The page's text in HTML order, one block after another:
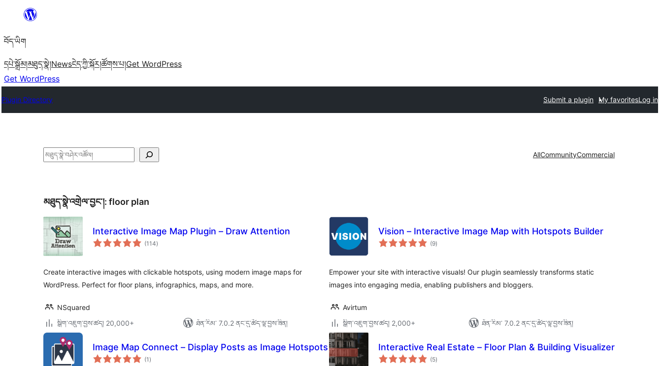
content
བོད་ཡིག
དཔེ་སྒྲོམ།མཐུད་སྣེ།Newsངེད་ཀྱི་སྐོར།ཚོགས་པ།Get WordPress
Get WordPress
Plugin Directory Submit a plugin My favoritesLog in
བཤེར་
AllCommunityCommercial
མཐུད་སྣེ་འགྲེལ་བྱང་།: floor plan
Interactive Image Map Plugin – Draw Attention
(114གདེང་
འཇོག་
)
Create interactive images with clickable hotspots, using modern image maps for
WordPress. Perfect for floor plans, infographics, maps, and more.
NSquared
སྒྲིག་འཇུག་བྱས་ཚད། 20,000+
ཐོན་རིམ་ 7.0.2 ནང་དུ་ཚོད་ལྟ་བྱས་ཟིན།
Vision – Interactive Image Map with Hotspots Builder
(9གདེང་
འཇོག་
)
Empower your site with interactive visuals! Our plugin seamlessly transforms static
images into engaging media, enabling publishers and bloggers.
Avirtum
སྒྲིག་འཇུག་བྱས་ཚད། 2,000+
ཐོན་རིམ་ 7.0.2 ནང་དུ་ཚོད་ལྟ་བྱས་ཟིན།
Image Map Connect – Display Posts as Image Hotspots
(1 གདེང་
འཇོག་
)
Interactive Real Estate – Floor Plan & Building Visualizer
(5གདེང་
འཇོག་
)